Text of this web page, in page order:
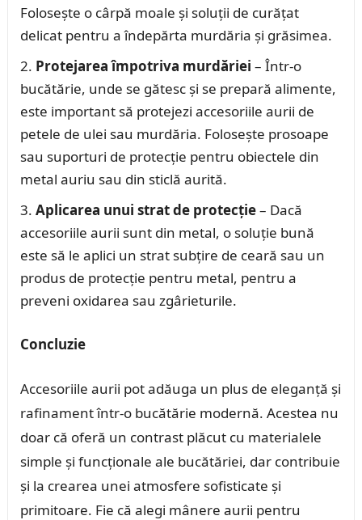
Folosește o cârpă moale și soluții de curățat
delicat pentru a îndepărta murdăria și grăsimea.
Protejarea împotriva murdăriei – Într-o
bucătărie, unde se gătesc și se prepară alimente,
este important să protejezi accesoriile aurii de
petele de ulei sau murdăria. Folosește prosoape
sau suporturi de protecție pentru obiectele din
metal auriu sau din sticlă aurită.
Aplicarea unui strat de protecție– Dacă
accesoriile aurii sunt din metal, o soluție bună
este să le aplici un strat subțire de ceară sau un
produs de protecție pentru metal, pentru a
preveni oxidarea sau zgârieturile.
Concluzie
Accesoriile aurii pot adăuga un plus de eleganță și
rafinament într-o bucătărie modernă. Acestea nu
doar că oferă un contrast plăcut cu materialele
simple și funcționale ale bucătăriei, dar contribuie
și la crearea unei atmosfere sofisticate și
primitoare. Fie că alegi mânere aurii pentru